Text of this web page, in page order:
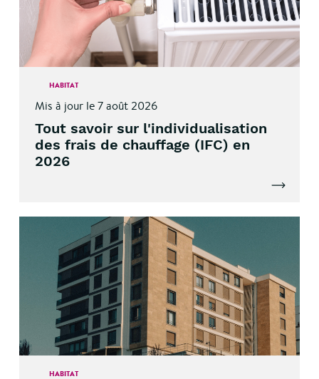
HABITAT
Mis à jour le 7 août 2026
Tout savoir sur l'individualisation
des frais de chauffage (IFC) en
2026
Lire
HABITAT